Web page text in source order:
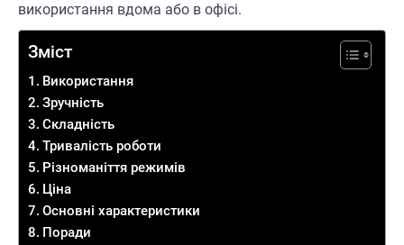
використання вдома або в офісі.
Зміст
Використання
Зручність
Складність
Тривалість роботи
Різноманіття режимів
Ціна
Основні характеристики
Поради